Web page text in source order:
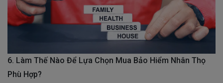
6. Làm Thế Nào Để Lựa Chọn Mua Bảo Hiểm Nhân Thọ
Phù Hợp?